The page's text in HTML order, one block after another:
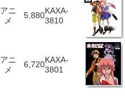
アニ
メ
5,880KAXA-
3810
アニ
メ
6,720KAXA-
3801